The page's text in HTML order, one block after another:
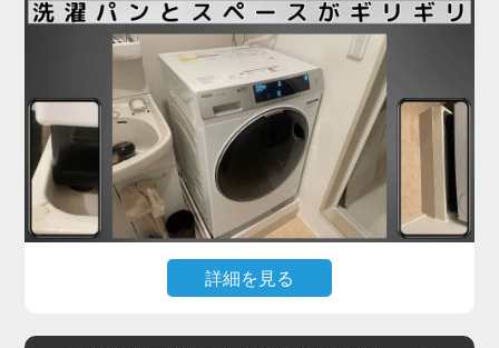
も少なくありません。
小樽市で施工をご依頼いただいたN様も、ネットで
購入したドラム式洗濯機を玄関先までは運べたもの
の、「重くて一人では設置場所まで動かせない」と
お困りでした。私たちは現地にて搬入から位置調
整、アジャスターの調整、水栓や排水の接続までを
一括で対応し、安心してご使用いただける状態に仕
上げました。ドラム式洗濯機の施工料金は3,980円
～と明瞭で、コスト面でもご満足いただけました。
ドラム式洗濯機の取り付けは、見た目以上に重量や
詳細を見る